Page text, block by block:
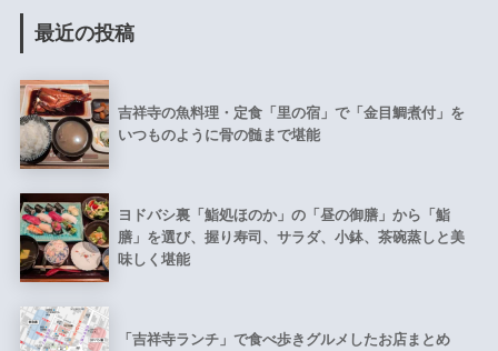
最近の投稿
吉祥寺の魚料理・定食「里の宿」で「金目鯛煮付」を
いつものように骨の髄まで堪能
ヨドバシ裏「鮨処ほのか」の「昼の御膳」から「鮨
膳」を選び、握り寿司、サラダ、小鉢、茶碗蒸しと美
味しく堪能
「吉祥寺ランチ」で食べ歩きグルメしたお店まとめ